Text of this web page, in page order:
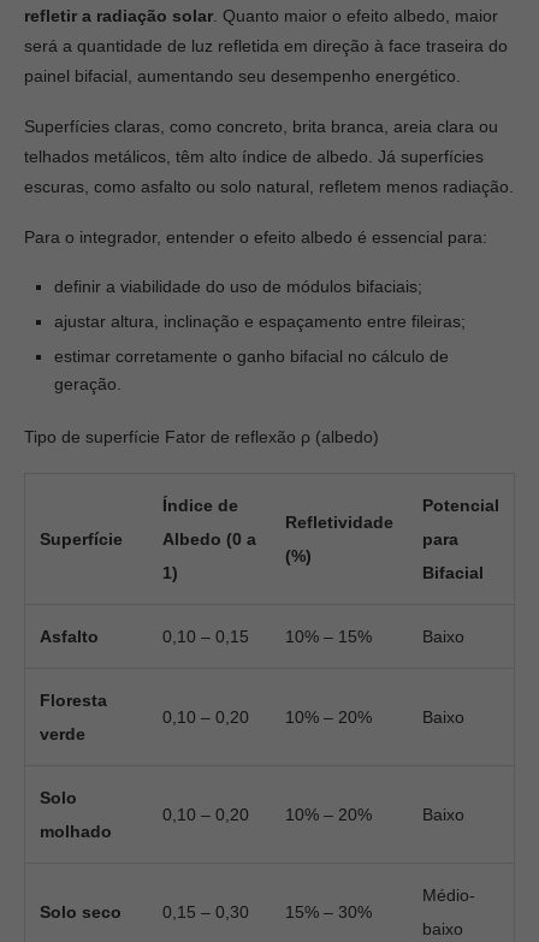
refletir a radiação solar . Quanto maior o efeito albedo, maior
será a quantidade de luz refletida em direção à face traseira do
painel bifacial, aumentando seu desempenho energético.
Superfícies claras, como concreto, brita branca, areia clara ou
telhados metálicos, têm alto índice de albedo. Já superfícies
escuras, como asfalto ou solo natural, refletem menos radiação.
Para o integrador, entender o efeito albedo é essencial para:
definir a viabilidade do uso de módulos bifaciais;
ajustar altura, inclinação e espaçamento entre fileiras;
estimar corretamente o ganho bifacial no cálculo de
geração.
Tipo de superfície Fator de reflexão ρ (albedo)
Superfície
Índice de
Albedo (0 a
1)
Refletividade
(%)
Potencial
para
Bifacial
Asfalto 0,10 – 0,15 10% – 15% Baixo
Floresta
verde
0,10 – 0,20 10% – 20% Baixo
Solo
molhado
0,10 – 0,20 10% – 20% Baixo
Solo seco 0,15 – 0,30 15% – 30%
Médio-
baixo